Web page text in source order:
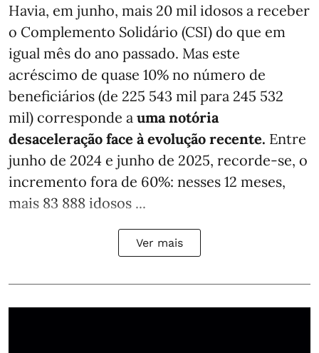
Havia, em junho, mais 20 mil idosos a receber
o Complemento Solidário (CSI) do que em
igual mês do ano passado. Mas este
acréscimo de quase 10% no número de
beneficiários (de 225 543 mil para 245 532
mil) corresponde a uma notória
desaceleração face à evolução recente. Entre
junho de 2024 e junho de 2025, recorde-se, o
incremento fora de 60%: nesses 12 meses,
mais 83 888 idosos ...
Ver mais